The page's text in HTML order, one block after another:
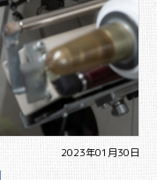
2023年01月30日